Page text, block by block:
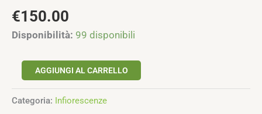
€150.00
Disponibilità: 99 disponibili
AGGIUNGI AL CARRELLO
Categoria: Infiorescenze